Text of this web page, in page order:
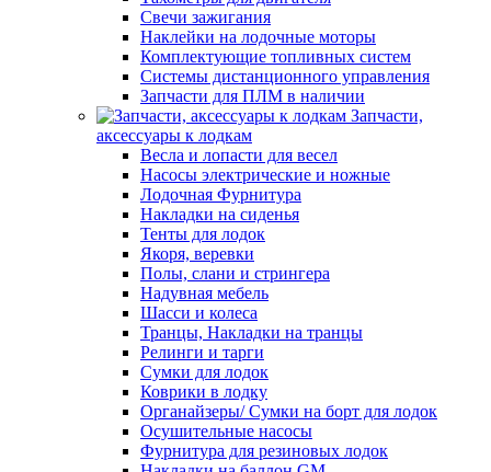
Свечи зажигания
Наклейки на лодочные моторы
Комплектующие топливных систем
Системы дистанционного управления
Запчасти для ПЛМ в наличии
Запчасти,
аксессуары к лодкам
Весла и лопасти для весел
Насосы электрические и ножные
Лодочная Фурнитура
Накладки на сиденья
Тенты для лодок
Якоря, веревки
Полы, слани и стрингера
Надувная мебель
Шасси и колеса
Транцы, Накладки на транцы
Релинги и тарги
Сумки для лодок
Коврики в лодку
Органайзеры/ Сумки на борт для лодок
Осушительные насосы
Фурнитура для резиновых лодок